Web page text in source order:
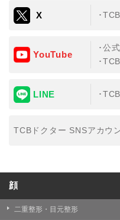
②TCBグループが各種サ
る情報
・患者様がご利用にな
日時、閲覧履歴等に関連
（これには、Cookie情
③TCBグループが第三者
事業者およびアフィリ
・患者様の閲覧履歴、端
TCBグループは取得情
す。
X TCB
YouTube
公
LINE TCB
TCBドクター SNSアカウ
顔
二重整形・目元整形